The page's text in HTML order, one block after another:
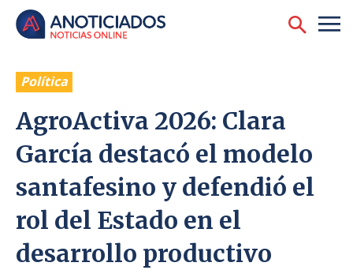
Política
AgroActiva 2026: Clara
García destacó el modelo
santafesino y defendió el
rol del Estado en el
desarrollo productivo